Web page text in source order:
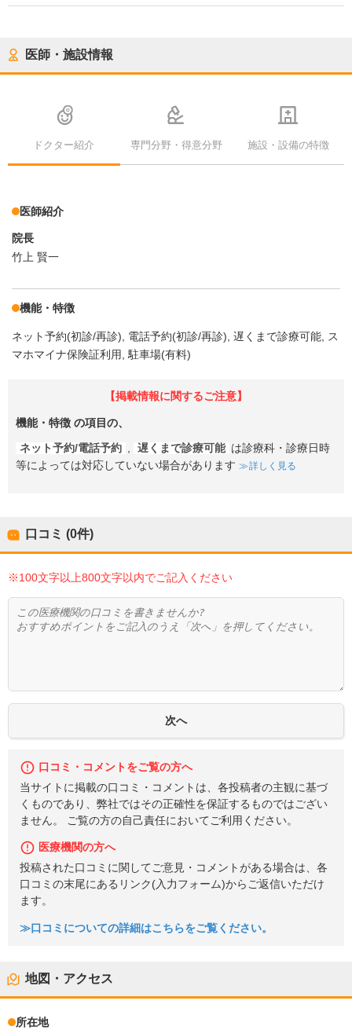
医師・施設情報
ドクター紹介 専門分野・得意分野 施設・設備の特徴
医師紹介
院長
竹上 賢一
機能・特徴
ネット予約(初診/再診) 電話予約(初診/再診) 遅くまで診療可能
ス
マホマイナ保険証利用
駐車場(有料)
【掲載情報に関するご注意】
機能・特徴 の項目の、
ネット予約/電話予約 遅くまで診療可能 は診療科・診療日時
等によっては対応していない場合があります
詳しく見る
口コミ (0件)
※100文字以上800文字以内でご記入ください
口コミ・コメントをご覧の方へ
当サイトに掲載の口コミ・コメントは、各投稿者の主観に基づ
くものであり、弊社ではその正確性を保証するものではござい
ません。 ご覧の方の自己責任においてご利用ください。
医療機関の方へ
投稿された口コミに関してご意見・コメントがある場合は、各
口コミの末尾にあるリンク(入力フォーム)からご返信いただけ
ます。
≫口コミについての詳細はこちらをご覧ください。
地図・アクセス
所在地